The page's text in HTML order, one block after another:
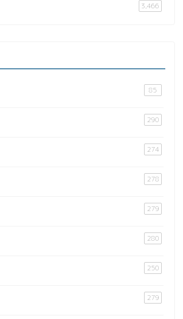
3,466
85
290
274
278
279
280
250
279